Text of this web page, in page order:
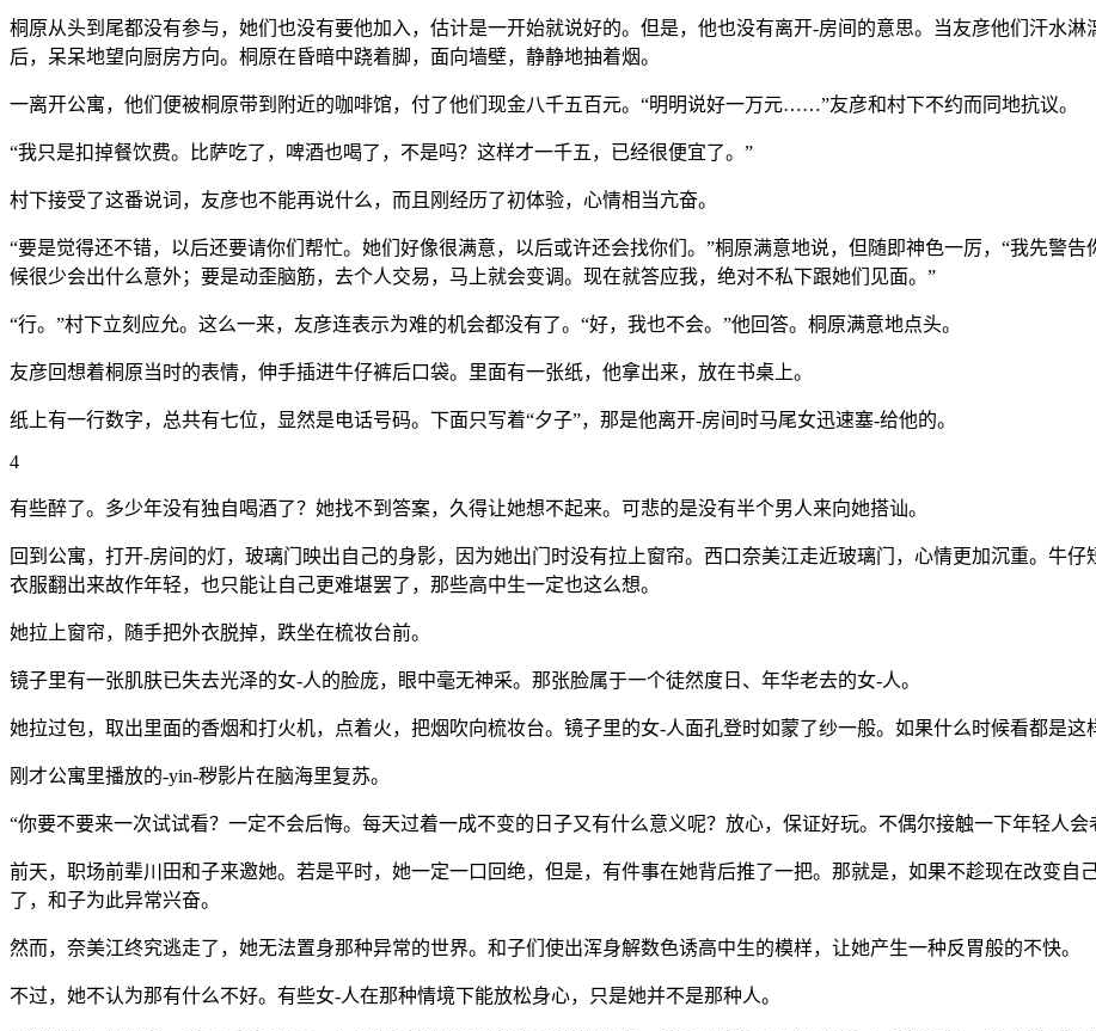
桐原从头到尾都没有参与，她们也没有要他加入，估计是一开始就说好的。但是，他也没有离开-房间的意思。当友彦他们汗水
后，呆呆地望向厨房方向。桐原在昏暗中跷着脚，面向墙壁，静静地抽着烟。
一离开公寓，他们便被桐原带到附近的咖啡馆，付了他们现金八千五百元。“明明说好一万元……”友彦和村下不约而同地抗议。
“我只是扣掉餐饮费。比萨吃了，啤酒也喝了，不是吗？这样才一千五，已经很便宜了。”
村下接受了这番说词，友彦也不能再说什么，而且刚经历了初体验，心情相当亢奋。
“要是觉得还不错，以后还要请你们帮忙。她们好像很满意，以后或许还会找你们。”桐原满意地说，但随即神色一厉，“我先警
候很少会出什么意外；要是动歪脑筋，去个人交易，马上就会变调。现在就答应我，绝对不私下跟她们见面。”
“行。”村下立刻应允。这么一来，友彦连表示为难的机会都没有了。“好，我也不会。”他回答。桐原满意地点头。
友彦回想着桐原当时的表情，伸手插进牛仔裤后口袋。里面有一张纸，他拿出来，放在书桌上。
纸上有一行数字，总共有七位，显然是电话号码。下面只写着“夕子”，那是他离开-房间时马尾女迅速塞-给他的。
4
有些醉了。多少年没有独自喝酒了？她找不到答案，久得让她想不起来。可悲的是没有半个男人来向她搭讪。
回到公寓，打开-房间的灯，玻璃门映出自己的身影，因为她出门时没有拉上窗帘。西口奈美江走近玻璃门，心情更加沉重。牛
衣服翻出来故作年轻，也只能让自己更难堪罢了，那些高中生一定也这么想。
她拉上窗帘，随手把外衣脱掉，跌坐在梳妆台前。
镜子里有一张肌肤已失去光泽的女-人的脸庞，眼中毫无神采。那张脸属于一个徒然度日、年华老去的女-人。
她拉过包，取出里面的香烟和打火机，点着火，把烟吹向梳妆台。镜子里的女-人面孔登时如蒙了纱一般。如果什么时候看都是这
刚才公寓里播放的-yin-秽影片在脑海里复苏。
“你要不要来一次试试看？一定不会后悔。每天过着一成不变的日子又有什么意义呢？放心，保证好玩。不偶尔接触一下年轻人会
前天，职场前辈川田和子来邀她。若是平时，她一定一口回绝，但是，有件事在她背后推了一把。那就是，如果不趁现在改变自
了，和子为此异常兴奋。
然而，奈美江终究逃走了，她无法置身那种异常的世界。和子们使出浑身解数色诱高中生的模样，让她产生一种反胃般的不快。
不过，她不认为那有什么不好。有些女-人在那种情境下能放松身心，只是她并不是那种人。